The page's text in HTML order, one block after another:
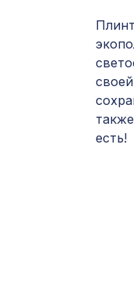
есть!